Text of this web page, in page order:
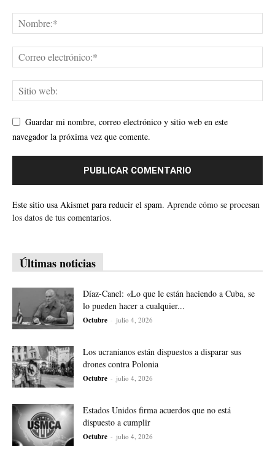
Guardar mi nombre, correo electrónico y sitio web en este
navegador la próxima vez que comente.
Este sitio usa Akismet para reducir el spam. Aprende cómo se procesan
los datos de tus comentarios.
Últimas noticias
Díaz-Canel: «Lo que le están haciendo a Cuba, se
lo pueden hacer a cualquier...
Octubre - julio 4, 2026
Los ucranianos están dispuestos a disparar sus
drones contra Polonia
Octubre - julio 4, 2026
Estados Unidos firma acuerdos que no está
dispuesto a cumplir
Octubre - julio 4, 2026